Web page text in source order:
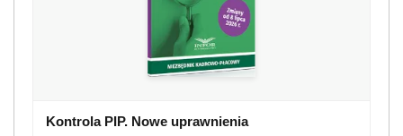
Kontrola PIP. Nowe uprawnienia